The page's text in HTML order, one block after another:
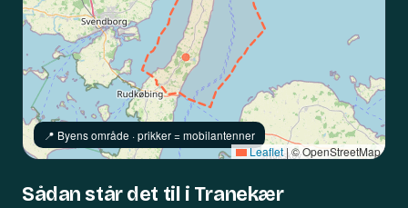
📍️ Byens område · prikker = mobilantenner
Leaflet |© OpenStreetMap
Sådan står det til i Tranekær